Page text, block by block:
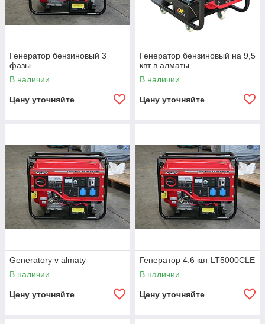
Генератор бензиновый 3
фазы
В наличии
Цену уточняйте
Генератор бензиновый на 9,5
квт в алматы
В наличии
Цену уточняйте
Generatory v almaty
В наличии
Цену уточняйте
Генератор 4.6 квт LT5000CLE
В наличии
Цену уточняйте